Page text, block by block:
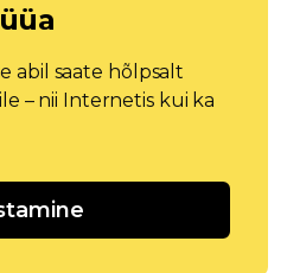
abil saate hõlpsalt
– nii Internetis kui ka